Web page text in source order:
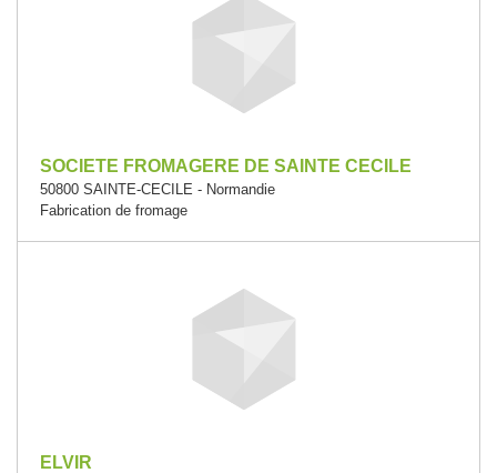
SOCIETE FROMAGERE DE SAINTE CECILE
50800 SAINTE-CECILE - Normandie
Fabrication de fromage
ELVIR